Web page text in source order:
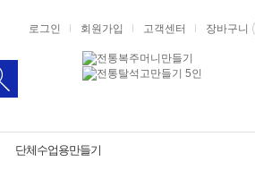
로그인 회원가입 고객센터 장바구니
단체수업용만들기